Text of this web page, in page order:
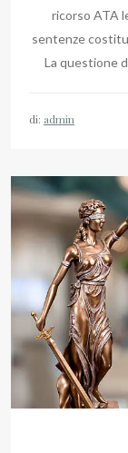
ricorso ATA
sentenze
La questione
di: admin